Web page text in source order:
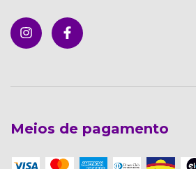
Meios de pagamento